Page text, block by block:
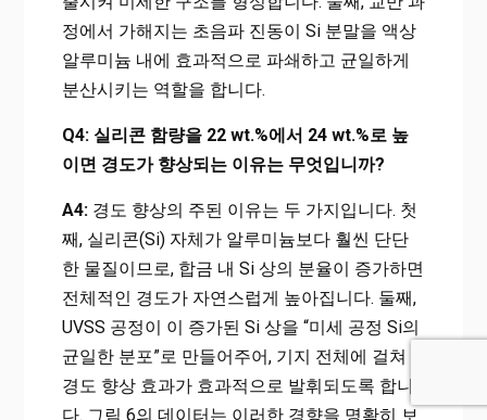
정에서 가해지는 초음파 진동이 Si 분말을 액상
알루미늄 내에 효과적으로 파쇄하고 균일하게
분산시키는 역할을 합니다.
Q4: 실리콘 함량을 22 wt.%에서 24 wt.%로 높
이면 경도가 향상되는 이유는 무엇입니까?
A4:경도 향상의 주된 이유는 두 가지입니다. 첫
째, 실리콘(Si) 자체가 알루미늄보다 훨씬 단단
한 물질이므로, 합금 내 Si 상의 분율이 증가하면
전체적인 경도가 자연스럽게 높아집니다. 둘째,
UVSS 공정이 이 증가된 Si 상을 “미세 공정 Si의
균일한 분포”로 만들어주어, 기지 전체에 걸쳐
경도 향상 효과가 효과적으로 발휘되도록 합니
다. 그림 6의 데이터는 이러한 경향을 명확히 보